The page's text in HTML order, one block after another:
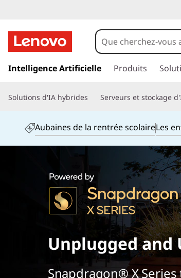
a
e
c
Intelligence Artificielle Produits
Solutions d'IA hybrides Serveurs et stockage
Aubaines de la rentrée scolaireLes
Unplugged and
Snapdragon® X